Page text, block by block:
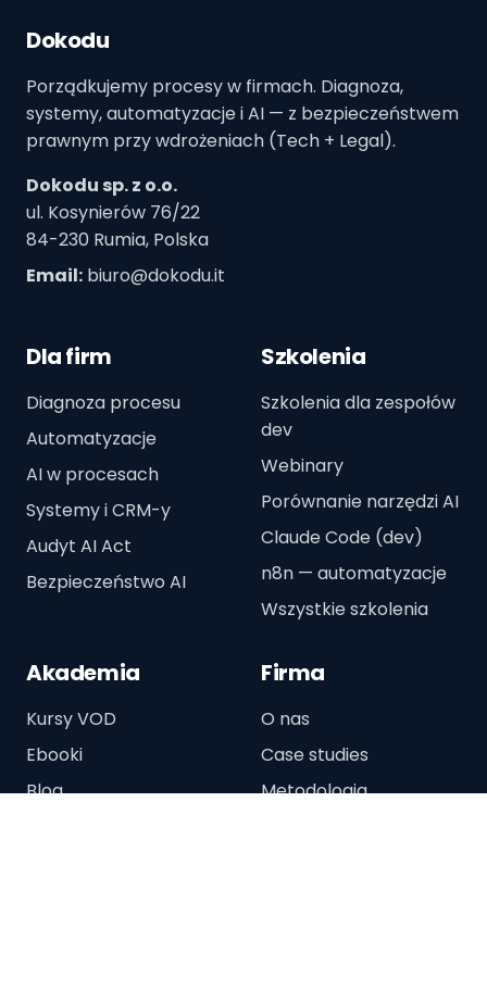
Dokodu
Porządkujemy procesy w firmach. Diagnoza,
systemy, automatyzacje i AI — z bezpieczeństwem
prawnym przy wdrożeniach (Tech + Legal).
Dokodu sp. z o.o.
ul. Kosynierów 76/22
84-230 Rumia, Polska
Email: biuro@dokodu.it
Dla firm
Diagnoza procesu
Automatyzacje
AI w procesach
Systemy i CRM-y
Audyt AI Act
Bezpieczeństwo AI
Szkolenia
Szkolenia dla zespołów
dev
Webinary
Porównanie narzędzi AI
Claude Code (dev)
n8n — automatyzacje
Wszystkie szkolenia
Akademia
Kursy VOD
Ebooki
Blog
Firma
O nas
Case studies
Metodologia